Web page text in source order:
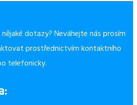
dotazy? Neváhejte nás prosím
prostřednictvím kontaktního
telefonicky.